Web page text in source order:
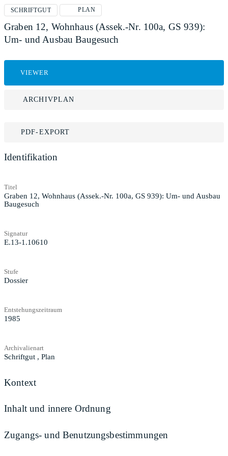
SCHRIFTGUT PLAN
Graben 12, Wohnhaus (Assek.-Nr. 100a, GS 939):
Um- und Ausbau Baugesuch
VIEWER
ARCHIVPLAN
PDF-EXPORT
Identifikation
Titel
Graben 12, Wohnhaus (Assek.-Nr. 100a, GS 939): Um- und Ausbau
Baugesuch
Signatur
E.13-1.10610
Stufe
Dossier
Entstehungszeitraum
1985
Archivalienart
Schriftgut , Plan
Kontext
Inhalt und innere Ordnung
Zugangs- und Benutzungsbestimmungen